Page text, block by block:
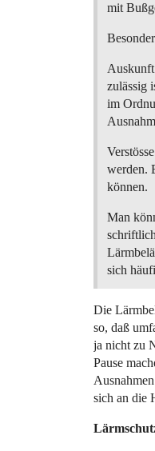
mit
zulässig
im
werden.
können.
Man
sich
Die
so, daß
ja nicht zu
Pause
sich an die